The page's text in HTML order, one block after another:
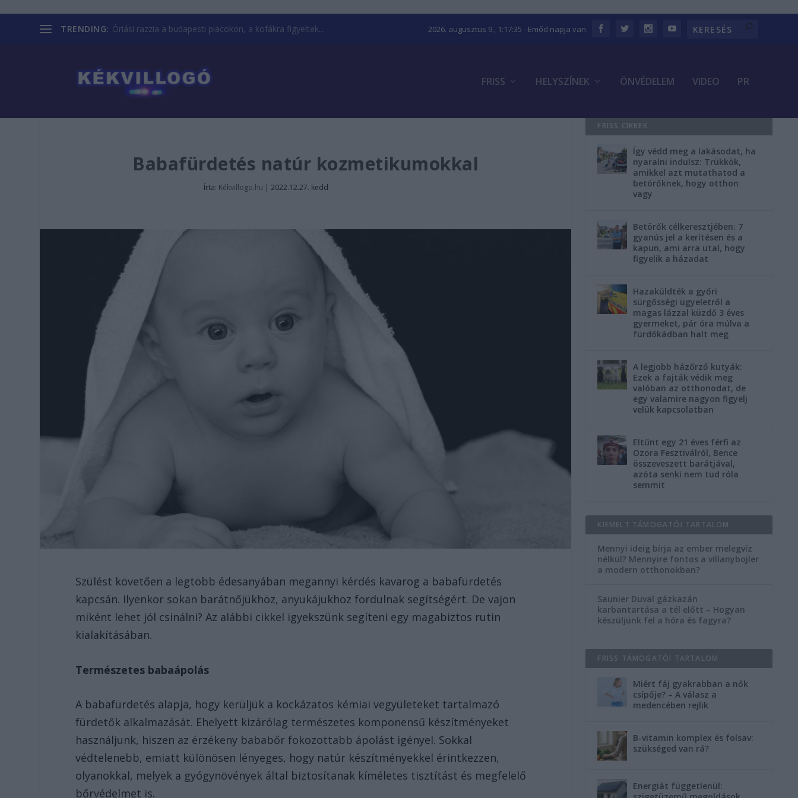
TRENDING: Óriási razzia a budapesti piacokon, a kofákra figyeltek... 2026. augusztus 9., 1:17:36 - Emőd napja van
FRISS HELYSZÍNEK ÖNVÉDELEM VIDEO PR
Babafürdetés natúr kozmetikumokkal
Írta: Kékvillogo.hu |2022.12.27. kedd
Szülést követően a legtöbb édesanyában megannyi kérdés kavarog a babafürdetés
kapcsán. Ilyenkor sokan barátnőjükhöz, anyukájukhoz fordulnak segítségért. De vajon
miként lehet jól csinálni? Az alábbi cikkel igyekszünk segíteni egy magabiztos rutin
kialakításában.
Természetes babaápolás
A babafürdetés alapja, hogy kerüljük a kockázatos kémiai vegyületeket tartalmazó
fürdetők alkalmazását. Ehelyett kizárólag természetes komponensű készítményeket
használjunk, hiszen az érzékeny bababőr fokozottabb ápolást igényel. Sokkal
védtelenebb, emiatt különösen lényeges, hogy natúr készítményekkel érintkezzen,
olyanokkal, melyek a gyógynövények által biztosítanak kíméletes tisztítást és megfelelő
bőrvédelmet is.
FRISS CIKKEK
Így védd meg a lakásodat, ha
nyaralni indulsz: Trükkök,
amikkel azt mutathatod a
betörőknek, hogy otthon
vagy
Betörők célkeresztjében: 7
gyanús jel a kerítésen és a
kapun, ami arra utal, hogy
figyelik a házadat
Hazaküldték a győri
sürgősségi ügyeletről a
magas lázzal küzdő 3 éves
gyermeket, pár óra múlva a
fürdőkádban halt meg
A legjobb házőrző kutyák:
Ezek a fajták védik meg
valóban az otthonodat, de
egy valamire nagyon figyelj
velük kapcsolatban
Eltűnt egy 21 éves férfi az
Ozora Fesztiválról, Bence
összeveszett barátjával,
azóta senki nem tud róla
semmit
KIEMELT TÁMOGATÓI TARTALOM
Mennyi ideig bírja az ember melegvíz
nélkül? Mennyire fontos a villanybojler
a modern otthonokban?
Saunier Duval gázkazán
karbantartása a tél előtt – Hogyan
készüljünk fel a hóra és fagyra?
FRISS TÁMOGATÓI TARTALOM
Miért fáj gyakrabban a nők
csípője? – A válasz a
medencében rejlik
B-vitamin komplex és folsav:
szükséged van rá?
Energiát függetlenül: